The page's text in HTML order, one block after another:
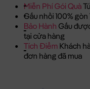
Miễn Phí Gói Quà
Gấu nhồi 100%
Bảo Hành Gấu
tại cửa hàng
Tích Điểm Khách
đơn hàng đã mua